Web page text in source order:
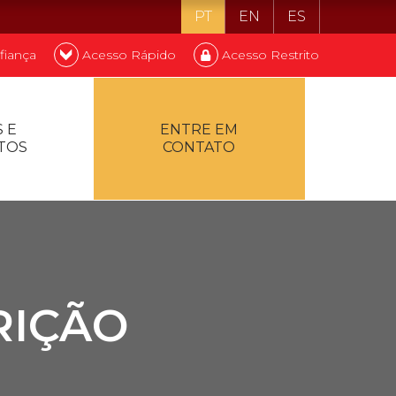
PT EN ES
Acesso Rápido Acesso Restrito
E
ENTRE EM
CONTATO